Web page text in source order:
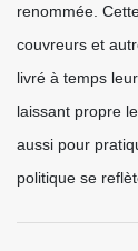
renommée.
couvreurs et
livré à temps
laissant propre
aussi pour
politique se